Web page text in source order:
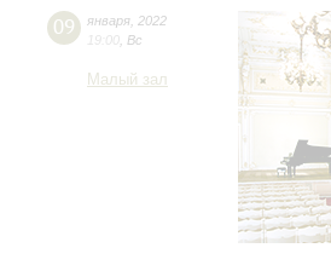
09 января 2022
19:00 Вс
Малый зал